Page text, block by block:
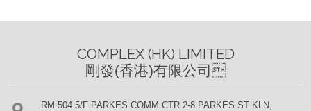
COMPLEX (HK) LIMITED
剛發(香港)有限公司 
RM 504 5/F PARKES COMM CTR 2-8 PARKES ST KLN,